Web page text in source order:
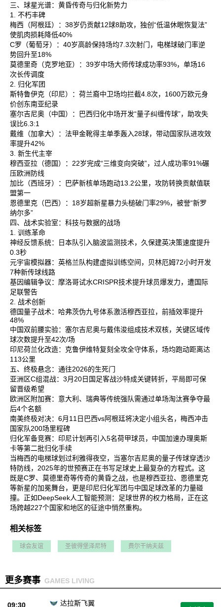
三、球星光谱：黄昏传奇与归化新势力
1. 不朽丰碑
梅西‌（阿根廷）：38岁仍贡献12球8助攻，独创“低温休眠恢复法”
使肌肉损耗降低40%‌
C罗‌（葡萄牙）：40岁高龄保持场均7.3次射门，电梯球破门率逆
势回升至18%‌
莫德里奇‌（克罗地亚）：39岁中场大师传球成功率93%，单场16
次长传调度‌
2. 归化军团
斯特鲁伊克‌（印尼）：荷兰裔中卫场均拦截4.8次，1600万欧元身
价创东南亚纪录‌
塞尔吉尼奥‌（中国）：巴西归化中场开发“量子纠缠传球”，助攻失
误比6.3:1‌
戴维‌（加拿大）：法甲金靴得主单季轰入28球，带动国家队进攻效
率提升42%‌
3. 新生代主宰
穆西亚拉‌（德国）：22岁完成“三维变向突破”，过人成功率91%碾
压欧洲防线‌
加比‌（西班牙）：巴萨新核单场跑动13.2公里，攻防转换贡献值联
盟第一‌
恩德里克‌（巴西）：18岁超新星暴力头槌破门率29%，被誉“新罗
纳尔多”‌
四、战术实验室：科技与数据的战场
1. 训练革命
神经反馈系统‌：日本队引入脑波监测技术，久保建英决策速度提升
0.3秒‌
元宇宙模拟器‌：英格兰队构建虚拟训练空间，贝林厄姆72小时开发
7种新传球线路‌
基因编辑争议‌：摩洛哥试水CRISPR技术提升球员爆发力，遭国际
足联警告‌
2. 战术创新
德国量子战术‌：哈弗茨伪九号体系激活穆西亚拉，前插效率提升
48%‌
中国双前腰实验‌：塞尔吉尼奥与戴伟浚组成技术双核，关键区域传
球次数提升至42次/场‌
印尼荷兰化改造‌：克鲁伊维特复刻全攻全守体系，场均跑动距离达
113公里‌
五、终极悬念：通往2026的生死门
亚洲区C组混战‌：3月20日国足客战沙特成关键转折，平局即可保
留晋级希望‌
欧洲区附加赛‌：意大利、瑞典等传统强队需通过单场淘汰赛争夺最
后4个名额‌
南美终极对决‌：6月11日巴西vs阿根廷将决定小组头名，梅西冲击
国家队200场里程碑‌
归化军备竞赛‌：印尼计划再引入5名荷甲球员，中国加速办理奥斯
卡等第二批归化手续‌
当梅西的电梯球划过利雅得夜空，当塞尔吉尼奥的量子传球穿透沙
特防线，2025年的世预赛正在书写足球史上最复杂的方程式。这
既是C罗、莫德里奇等传奇的黄昏之战，也是穆西亚拉、恩德里克
等新星的加冕舞台，更是印尼归化军团与中国足球改革的力量碰
撞。正如DeepSeek人工智能预测：足球世界的权力格局，正在这
场跨越227个国家和地区的征途中悄然重构‌。
相关标签
球会友谊 圣彼得堡泽尼特 费尔干纳夫兹
更多赛事 GAMES LIVING
09:30
达拉斯飞翼